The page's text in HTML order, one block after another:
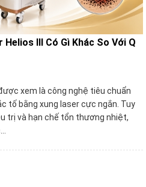
III Có Gì Khác So Với Q
xem là công nghệ tiêu chuẩn
tố bằng xung laser cực ngắn. Tuy
trị và hạn chế tổn thương nhiệt,